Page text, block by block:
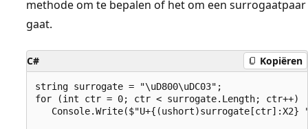
methode om te bepalen of het om een surrogaatpaar
gaat.
C# Kopiëren
string surrogate = "\uD800\uDC03";
for (int ctr = 0; ctr < surrogate.Length; ctr++)
Console.Write($"U+{(ushort)surrogate[ctr]:X2}